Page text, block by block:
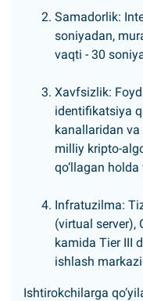
Samadorlik:
soniyadan,
vaqti - 30
Xavfsizlik:
identifikatsiya
kanallaridan
milliy kripto-
qo‘llagan
Infratuzilma:
(virtual server),
kamida Tier III
ishlash
Ishtirokchilarga